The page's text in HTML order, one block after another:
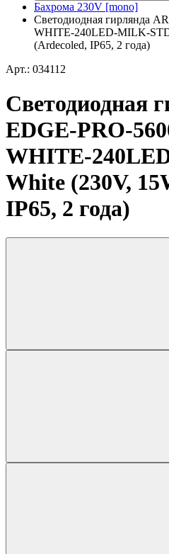
Бахрома 230V [mono]
Светодиодная гирлянда
WHITE-240LED-MILK-
(Ardecoled, IP65, 2 года)
Арт.: 034112
Светодиодная
EDGE-PRO-
WHITE-
White (230V,
IP65, 2 года)